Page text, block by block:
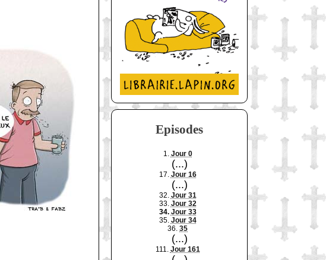
Episodes
1. Jour 0
(...)
17. Jour 16
(...)
32. Jour 31
33. Jour 32
34. Jour 33
35. Jour 34
36. 35
(...)
111. Jour 161